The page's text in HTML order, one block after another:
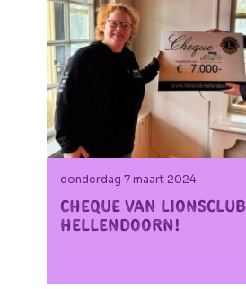
donderdag 7 maart 2024
Cheque van Lionsclub
Hellendoorn!